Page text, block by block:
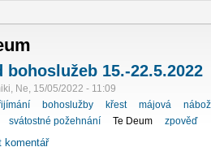
bohoslužeb 15.-22.5.2022
Ne, 15/05/2022 - 11:09
bohoslužby křest májová
svátostné požehnání Te Deum zpověď
komentář